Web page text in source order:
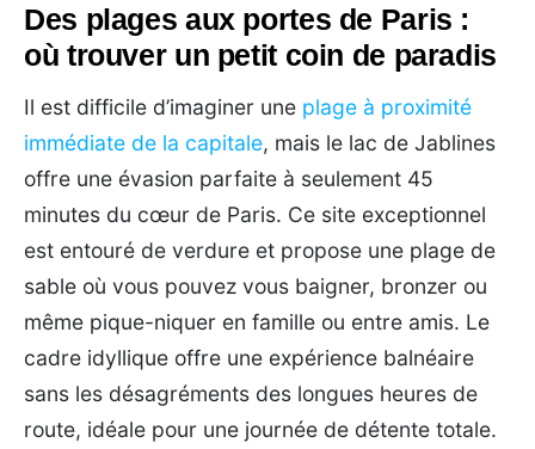
Des plages aux portes de Paris :
où trouver un petit coin de paradis
Il est difficile d’imaginer une plage à proximité
immédiate de la capitale, mais le lac de Jablines
offre une évasion parfaite à seulement 45
minutes du cœur de Paris. Ce site exceptionnel
est entouré de verdure et propose une plage de
sable où vous pouvez vous baigner, bronzer ou
même pique-niquer en famille ou entre amis. Le
cadre idyllique offre une expérience balnéaire
sans les désagréments des longues heures de
route, idéale pour une journée de détente totale.